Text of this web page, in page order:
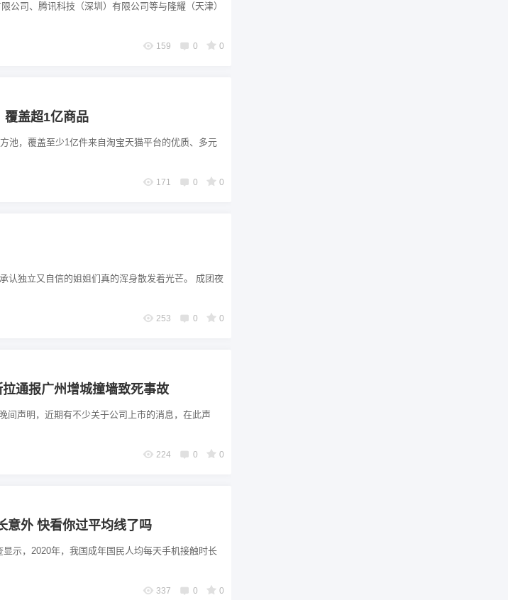
公司、腾讯科技（深圳）有限公司等与隆耀（天津）
159 0 0
覆盖超1亿商品
池，覆盖至少1亿件来自淘宝天猫平台的优质、多元
171 0 0
独立又自信的姐姐们真的浑身散发着光芒。 成团夜
253 0 0
通报广州增城撞墙致死事故
声明，近期有不少关于公司上市的消息，在此声
224 0 0
意外 快看你过平均线了吗
示，2020年，我国成年国民人均每天手机接触时长
337 0 0
6位以上